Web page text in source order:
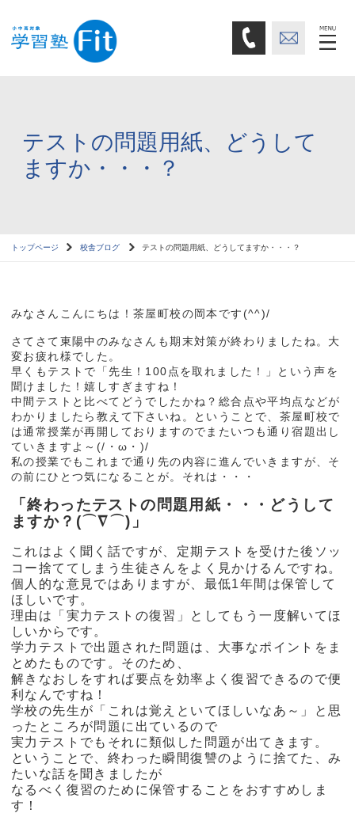
テストの問題用紙、どうして
ますか・・・？
トップページ 校舎ブログ テストの問題用紙、どうしてますか・・・？
みなさんこんにちは！茶屋町校の岡本です(^^)/
さてさて東陽中のみなさんも期末対策が終わりましたね。大
変お疲れ様でした。
早くもテストで「先生！100点を取れました！」という声を
聞けました！嬉しすぎますね！
中間テストと比べてどうでしたかね？総合点や平均点などが
わかりましたら教えて下さいね。ということで、茶屋町校で
は通常授業が再開しておりますのでまたいつも通り宿題出し
ていきますよ～(/・ω・)/
私の授業でもこれまで通り先の内容に進んでいきますが、そ
の前にひとつ気になることが。それは・・・
「終わったテストの問題用紙・・・どうして
ますか？(⌒∇⌒)」
これはよく聞く話ですが、定期テストを受けた後ソッ
コー捨ててしまう生徒さんをよく見かけるんですね。
個人的な意見ではありますが、最低1年間は保管して
ほしいです。
理由は「実力テストの復習」としてもう一度解いてほ
しいからです。
学力テストで出題された問題は、大事なポイントをま
とめたものです。そのため、
解きなおしをすれば要点を効率よく復習できるので便
利なんですね！
学校の先生が「これは覚えといてほしいなあ～」と思
ったところが問題に出ているので
実力テストでもそれに類似した問題が出てきます。
ということで、終わった瞬間復讐のように捨てた、み
たいな話を聞きましたが
なるべく復習のために保管することをおすすめしま
す！